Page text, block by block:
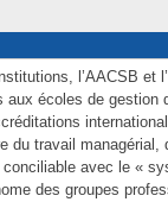
l’AACSB et
écoles de gestion
du travail
avec le «
des groupes